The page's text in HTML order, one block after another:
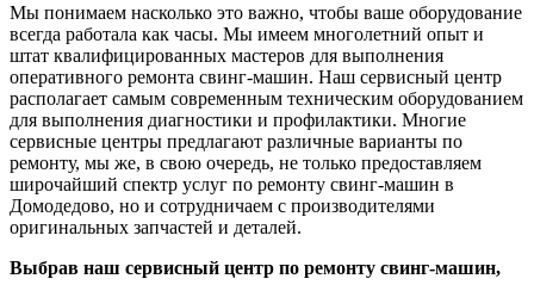
Мы понимаем насколько это важно, чтобы ваше оборудование
всегда работала как часы. Мы имеем многолетний опыт и
штат квалифицированных мастеров для выполнения
оперативного ремонта свинг-машин. Наш сервисный центр
располагает самым современным техническим оборудованием
для выполнения диагностики и профилактики. Многие
сервисные центры предлагают различные варианты по
ремонту, мы же, в свою очередь, не только предоставляем
широчайший спектр услуг по ремонту свинг-машин в
Домодедово, но и сотрудничаем с производителями
оригинальных запчастей и деталей.
Выбрав наш сервисный центр по ремонту свинг-машин,